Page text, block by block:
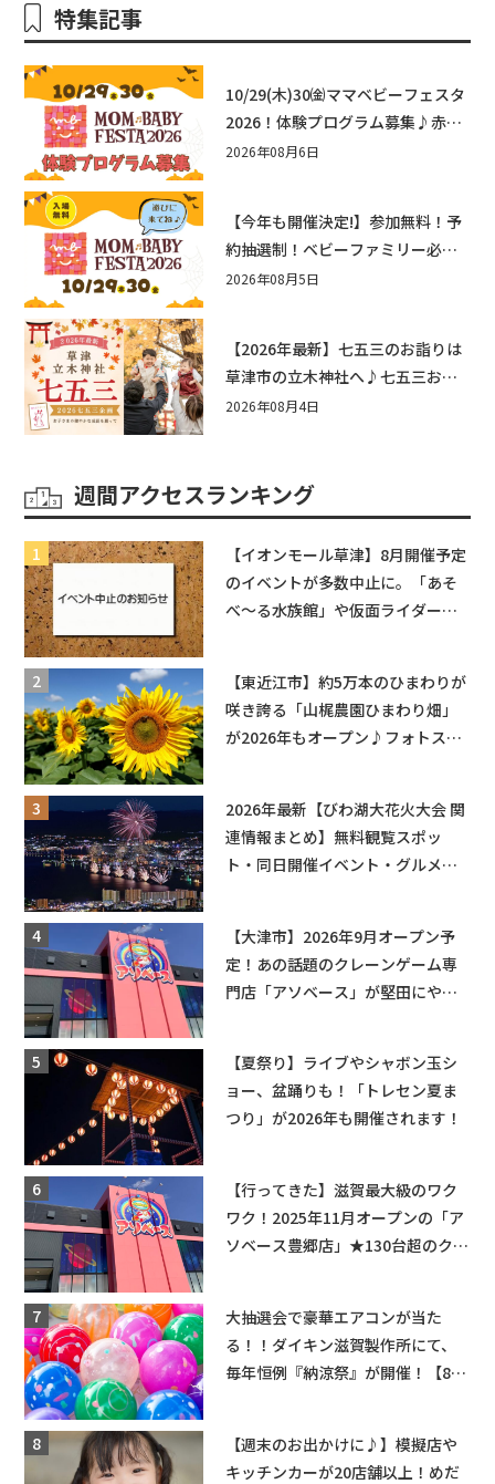
特集記事
10/29(木)30㈮ママベビーフェスタ
2026！体験プログラム募集♪赤ち
ゃん向けイベントに出演しません
2026年08月6日
【今年も開催決定!】参加無料！予
約抽選制！ベビーファミリー必見
☆入場無料☆10/29(木)30(金)ママ
2026年08月5日
【2026年最新】七五三のお詣りは
草津市の立木神社へ♪七五三お祝
い企画をご紹介！
2026年08月4日
週間アクセスランキング
【イオンモール草津】8月開催予定
のイベントが多数中止に。「あそ
べ〜る水族館」や仮面ライダーシ
【東近江市】約5万本のひまわりが
咲き誇る「山梶農園ひまわり畑」
が2026年もオープン♪フォトスポ
2026年最新【びわ湖大花火大会 関
連情報まとめ】無料観覧スポッ
ト・同日開催イベント・グルメマ
【大津市】2026年9月オープン予
定！あの話題のクレーンゲーム専
門店「アソベース」が堅田にやっ
【夏祭り】ライブやシャボン玉シ
ョー、盆踊りも！「トレセン夏ま
つり」が2026年も開催されます！
【行ってきた】滋賀最大級のワク
ワク！2025年11月オープンの「ア
ソベース豊郷店」★130台超のクレ
大抽選会で豪華エアコンが当た
る！！ダイキン滋賀製作所にて、
毎年恒例『納涼祭』が開催！【8月
【週末のお出かけに♪】模擬店や
キッチンカーが20店舗以上！めだ